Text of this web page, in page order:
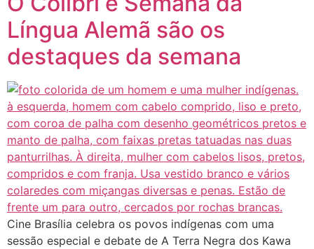
Língua Alemã são os
destaques da semana
Cine Brasília celebra os povos indígenas com uma
sessão especial e debate de A Terra Negra dos Kawa